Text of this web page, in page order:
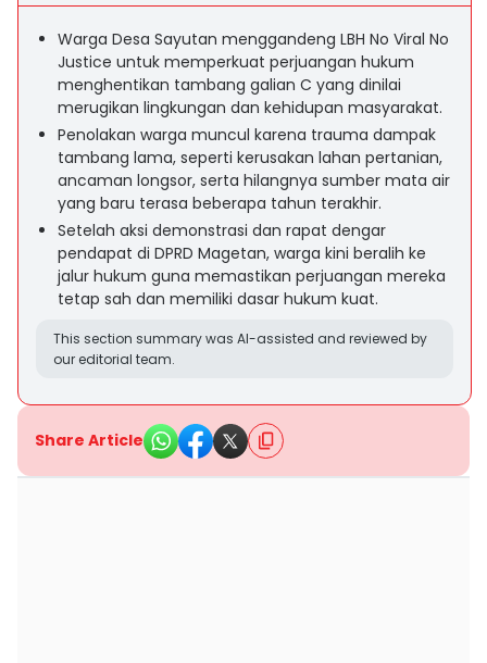
Warga Desa Sayutan menggandeng LBH No Viral No
Justice untuk memperkuat perjuangan hukum
menghentikan tambang galian C yang dinilai
merugikan lingkungan dan kehidupan masyarakat.
Penolakan warga muncul karena trauma dampak
tambang lama, seperti kerusakan lahan pertanian,
ancaman longsor, serta hilangnya sumber mata air
yang baru terasa beberapa tahun terakhir.
Setelah aksi demonstrasi dan rapat dengar
pendapat di DPRD Magetan, warga kini beralih ke
jalur hukum guna memastikan perjuangan mereka
tetap sah dan memiliki dasar hukum kuat.
This section summary was AI-assisted and reviewed by
our editorial team.
Share Article